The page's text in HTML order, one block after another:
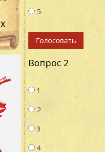
5
Вопрос 2
1
2
3
4